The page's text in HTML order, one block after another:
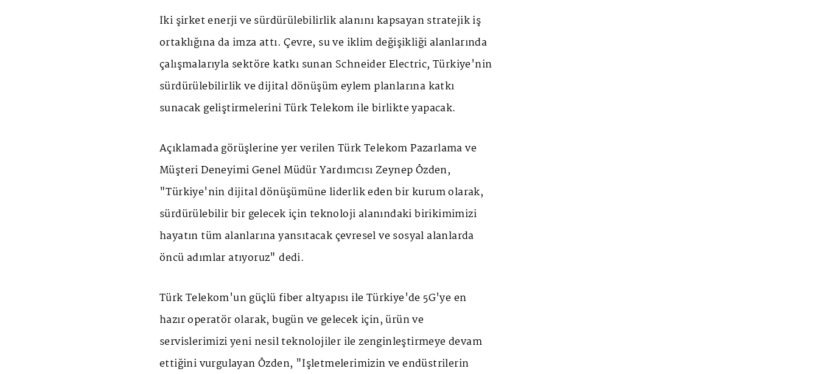
İki şirket enerji ve sürdürülebilirlik alanını kapsayan stratejik iş
ortaklığına da imza attı. Çevre, su ve iklim değişikliği alanlarında
çalışmalarıyla sektöre katkı sunan Schneider Electric, Türkiye'nin
sürdürülebilirlik ve dijital dönüşüm eylem planlarına katkı
sunacak geliştirmelerini Türk Telekom ile birlikte yapacak.
Açıklamada görüşlerine yer verilen Türk Telekom Pazarlama ve
Müşteri Deneyimi Genel Müdür Yardımcısı Zeynep Özden,
"Türkiye'nin dijital dönüşümüne liderlik eden bir kurum olarak,
sürdürülebilir bir gelecek için teknoloji alanındaki birikimimizi
hayatın tüm alanlarına yansıtacak çevresel ve sosyal alanlarda
öncü adımlar atıyoruz" dedi.
Türk Telekom'un güçlü fiber altyapısı ile Türkiye'de 5G'ye en
hazır operatör olarak, bugün ve gelecek için, ürün ve
servislerimizi yeni nesil teknolojiler ile zenginleştirmeye devam
ettiğini vurgulayan Özden, "İşletmelerimizin ve endüstrilerin